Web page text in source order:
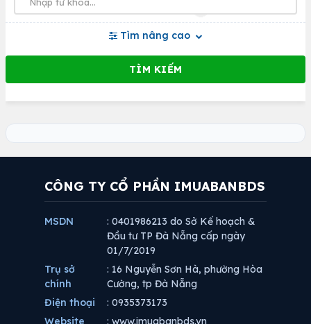
Tìm nâng cao
CÔNG TY CỔ PHẦN IMUABANBDS
MSDN
: 0401986213 do Sở Kế hoạch &
Đầu tư TP Đà Nẵng cấp ngày
01/7/2019
Trụ sở
chính
: 16 Nguyễn Sơn Hà, phường Hòa
Cường, tp Đà Nẵng
Điện thoại
: 0935373173
Website
: www.imuabanbds.vn